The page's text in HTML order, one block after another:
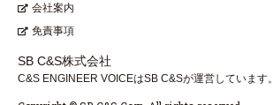
会社案内
免責事項
SB C&S株式会社
C&S ENGINEER VOICEはSB C&Sが運営しています。